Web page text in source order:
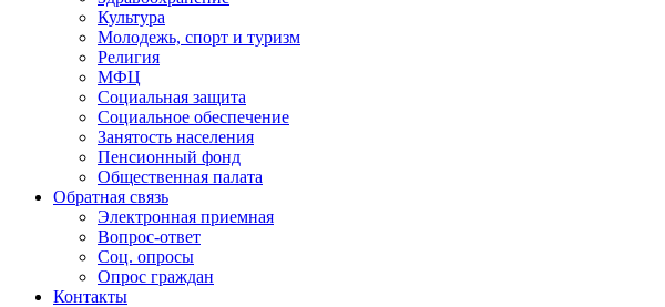
Культура
Молодежь, спорт и туризм
Религия
МФЦ
Социальная защита
Социальное обеспечение
Занятость населения
Пенсионный фонд
Общественная палата
Обратная связь
Электронная приемная
Вопрос-ответ
Соц. опросы
Опрос граждан
Контакты